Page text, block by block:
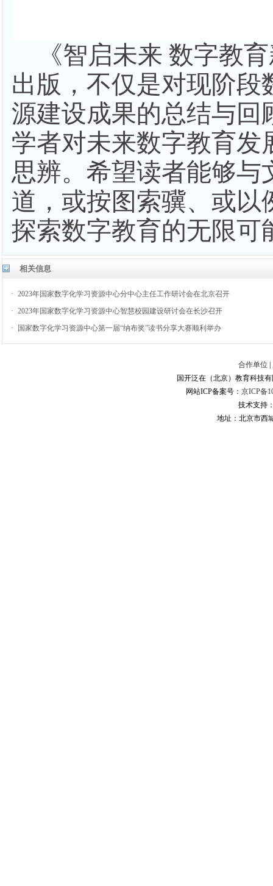
《智启未来 数字教
出版，不仅是对现阶段
源建设成果的总结与回
学者对未来数字教育发
思辨。希望读者能够与
道，或按图索骥、或以
探索数字教育的无限可
相关信息
· 2023年国家数字化学习资源中心分中心主任工作研讨会在北京召开
· 2023年国家数字化学习资源中心智慧校园建设研讨会在长沙召开
·
国家数字化学习资源中心第一届“纳布奖”读书分享大赛顺利举办